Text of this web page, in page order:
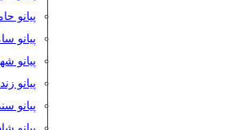
پیانو
پیانو
پیانو
پیانو
پیانو